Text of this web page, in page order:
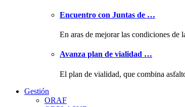
Encuentro con Juntas de …
En aras de mejorar las condiciones
Avanza plan de vialidad …
El plan de vialidad, que combina
Gestión
ORAF